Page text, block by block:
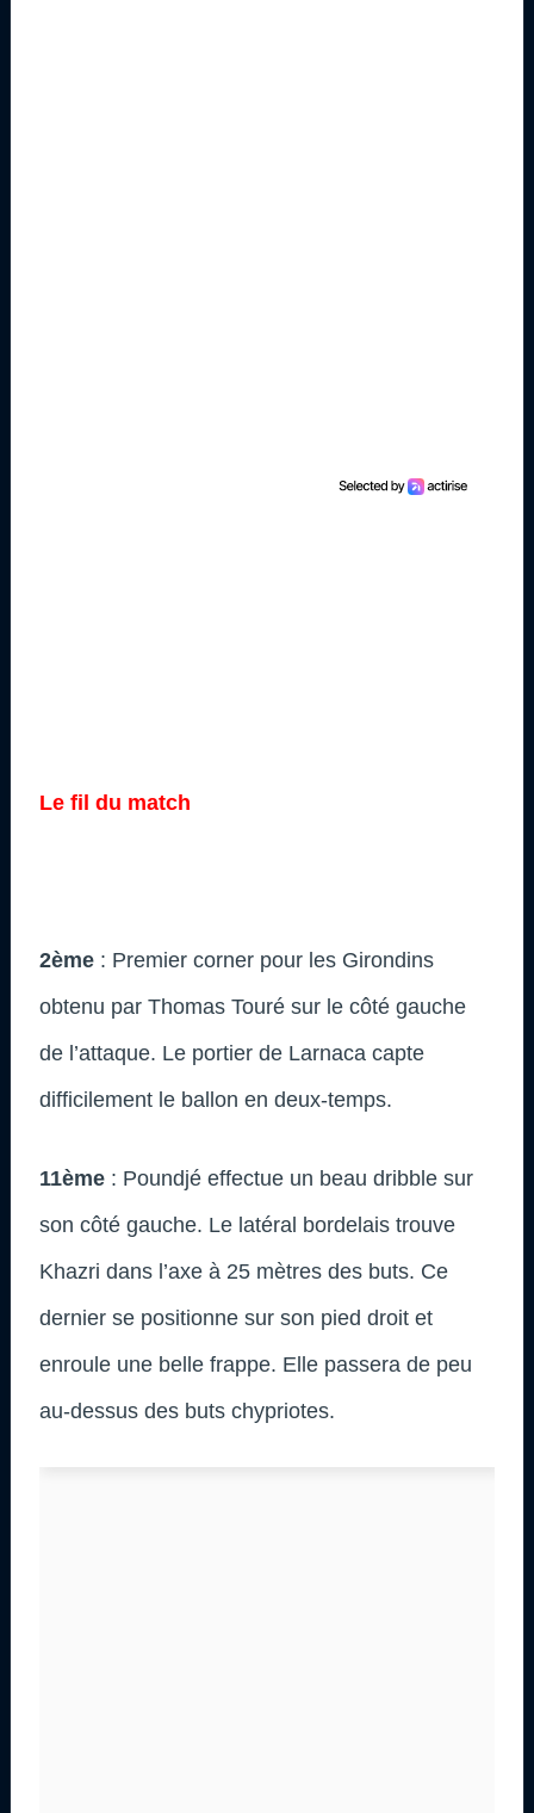
Le fil du match
2ème : Premier corner pour les Girondins
obtenu par Thomas Touré sur le côté gauche
de l’attaque. Le portier de Larnaca capte
difficilement le ballon en deux-temps.
11ème : Poundjé effectue un beau dribble sur
son côté gauche. Le latéral bordelais trouve
Khazri dans l’axe à 25 mètres des buts. Ce
dernier se positionne sur son pied droit et
enroule une belle frappe. Elle passera de peu
au-dessus des buts chypriotes.